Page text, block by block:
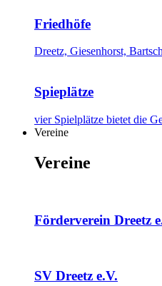
Friedhöfe
Dreetz, Giesenhorst,
Spieplätze
vier Spielplätze bietet die
Vereine
Vereine
Förderverein Dreetz
SV Dreetz e.V.